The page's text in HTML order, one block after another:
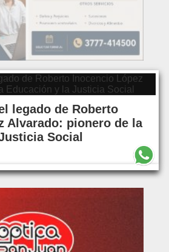
legado de Roberto
Alvarado: pionero de la
Social